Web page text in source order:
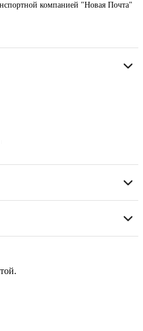
компанией "Новая Почта"